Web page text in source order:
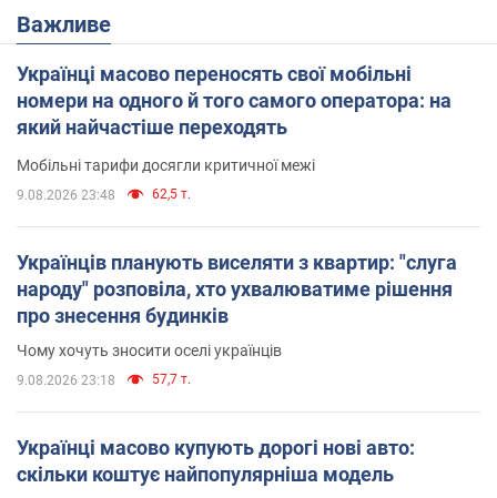
Важливе
Українці масово переносять свої мобільні
номери на одного й того самого оператора: на
який найчастіше переходять
Мобільні тарифи досягли критичної межі
9.08.2026 23:48 62,5 т.
Українців планують виселяти з квартир: "слуга
народу" розповіла, хто ухвалюватиме рішення
про знесення будинків
Чому хочуть зносити оселі українців
9.08.2026 23:18 57,7 т.
Українці масово купують дорогі нові авто:
скільки коштує найпопулярніша модель